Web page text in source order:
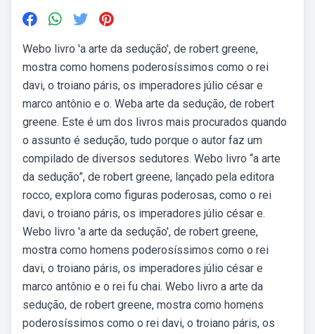
Webo livro 'a arte da sedução', de robert greene,
mostra como homens poderosíssimos como o rei
davi, o troiano páris, os imperadores júlio césar e
marco antônio e o. Weba arte da sedução, de robert
greene. Este é um dos livros mais procurados quando
o assunto é sedução, tudo porque o autor faz um
compilado de diversos sedutores. Webo livro “a arte
da sedução”, de robert greene, lançado pela editora
rocco, explora como figuras poderosas, como o rei
davi, o troiano páris, os imperadores júlio césar e.
Webo livro 'a arte da sedução', de robert greene,
mostra como homens poderosíssimos como o rei
davi, o troiano páris, os imperadores júlio césar e
marco antônio e o rei fu chai. Webo livro a arte da
sedução, de robert greene, mostra como homens
poderosíssimos como o rei davi, o troiano páris, os